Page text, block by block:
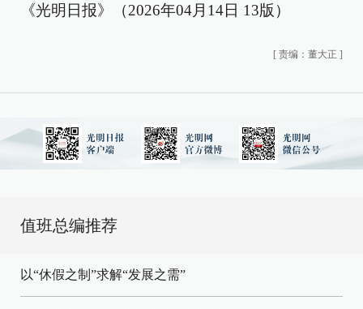
《光明日报》（2026年04月14日 13版）
[ 责编：董大正 ]
值班总编推荐
以“休假之制”求解“发展之需”